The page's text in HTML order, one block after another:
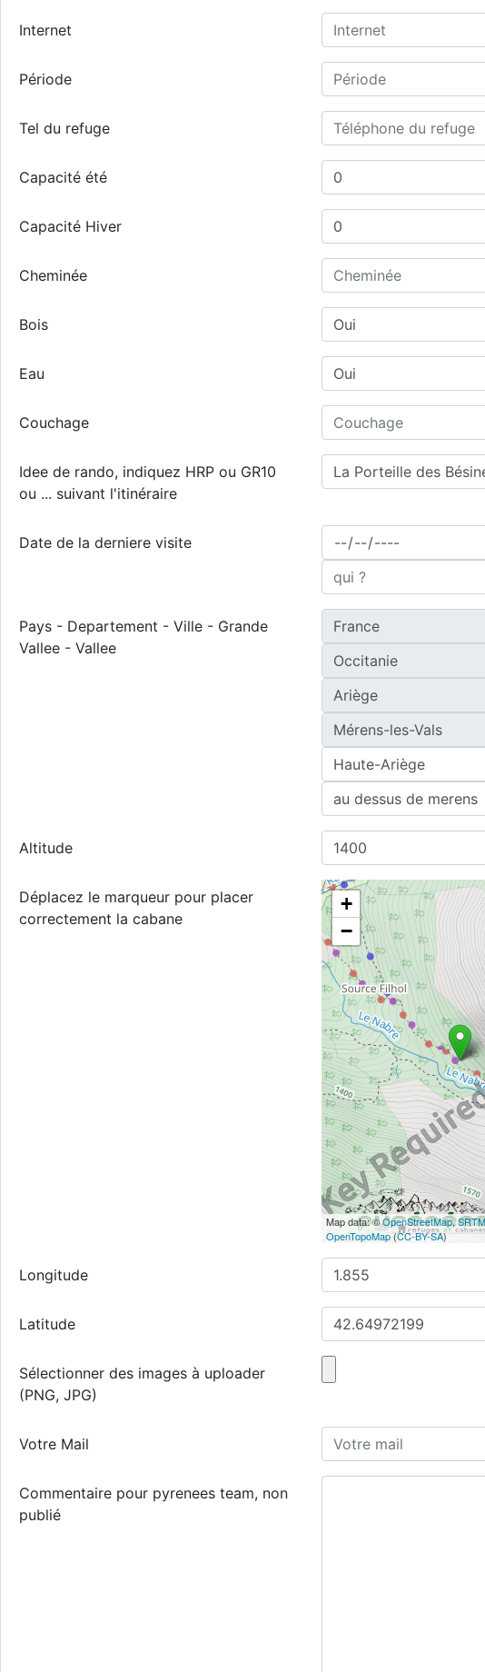
Internet
Période
Tel du refuge
Capacité été
Capacité Hiver
Cheminée
Bois
Eau
Couchage
Idee de rando, indiquez HRP ou GR10
ou ... suivant l'itinéraire
Date de la derniere visite
Pays - Departement - Ville - Grande
Vallee - Vallee
Altitude
Déplacez le marqueur pour placer
correctement la cabane
+
−
Map data: ©OpenStreetMap,SRTM
OpenTopoMap(CC-BY-SA)
Longitude
Latitude
Sélectionner des images à uploader
(PNG, JPG)
Votre Mail
Commentaire pour pyrenees team, non
publié